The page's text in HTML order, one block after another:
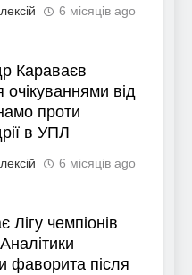
6 місяців ago
Караваєв
очікуваннями від
проти
в УПЛ
6 місяців ago
Лігу чемпіонів
фаворита після